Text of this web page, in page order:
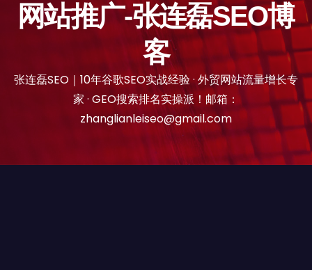
网站推广-张连磊SEO博
客
张连磊SEO｜10年谷歌SEO实战经验 · 外贸网站流量增长专
家 · GEO搜索排名实操派！邮箱：
zhanglianleiseo@gmail.com